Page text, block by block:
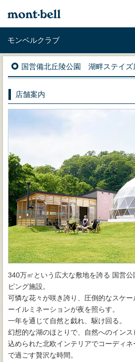
モンベルクラブ
国営備北丘陵公園 湖畔ステイズ
店舗案内
340万㎡という広大な敷地を誇る 国営
ピング施設。
可憐な花々が咲き誇り、圧倒的なスケ
ーイルミネーションが夜を照らす。
一年を通じて自然と戯れ、駆け回る。
幻想的な湖のほとりで、自然へのイン
込められた北欧インテリアでコーディ
で過ごす贅沢な時間。